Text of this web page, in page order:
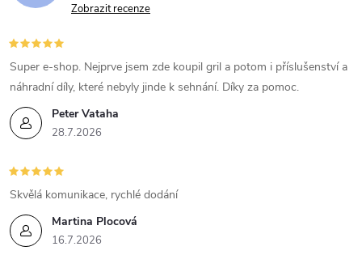
Zobrazit recenze
Peter Vataha
28.7.2026
Super e-shop. Nejprve jsem zde koupil gril a potom i příslušenství a
náhradní díly, které nebyly jinde k sehnání. Díky za pomoc.
Martina Plocová
16.7.2026
Skvělá komunikace, rychlé dodání